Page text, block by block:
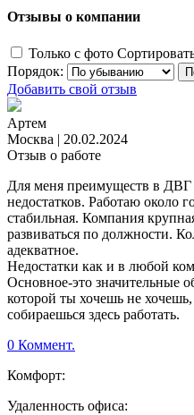
Отзывы о компании
Только с фото
Порядок:
Добавить свой отзыв
Артем
Москва | 20.02.2024
Отзыв о работе
Для меня преимуществ в ДВГ
недостатков. Работаю около
стабильная. Компания
развиваться по должности.
адекватное.
Недостатки как и в любой
Основное-это значительные
которой ты хочешь не хочешь,
собираешься здесь работать.
0 Коммент.
Комфорт:
Удаленность офиса: